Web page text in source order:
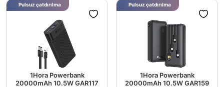
1Hora Powerbank
20000mAh 10.5W GAR117
Pulsuz çatdırılma
1Hora Powerbank
20000mAh 10.5W GAR159
Pulsuz çatdırılma